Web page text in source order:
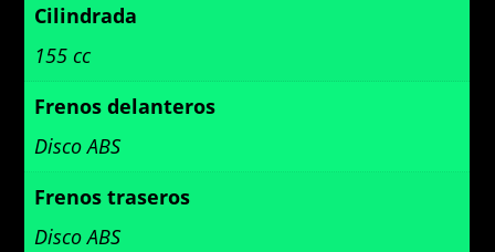
Cilindrada
155 cc
Frenos delanteros
Disco ABS
Frenos traseros
Disco ABS